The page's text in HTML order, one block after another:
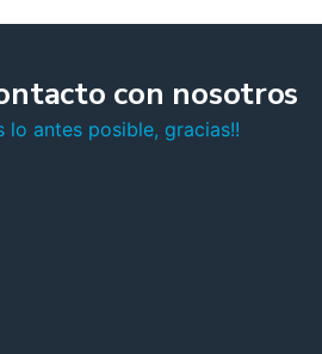
con nosotros
lo antes posible, gracias!!